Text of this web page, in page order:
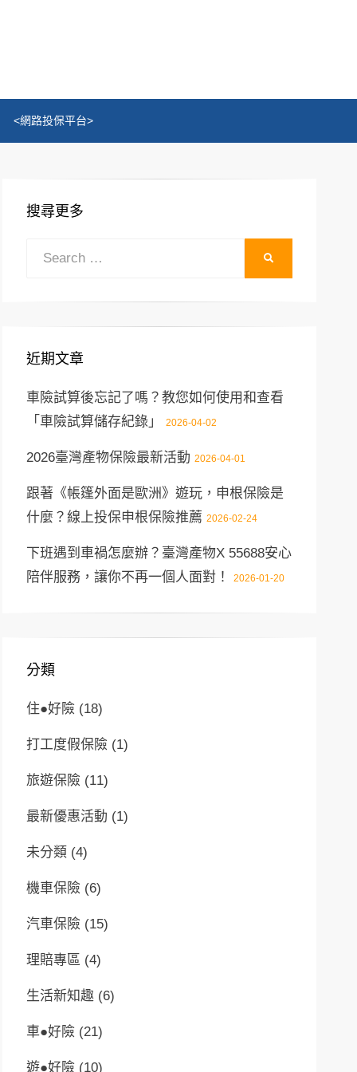
<網路投保平台>
搜尋更多
近期文章
車險試算後忘記了嗎？教您如何使用和查看
「車險試算儲存紀錄」
2026-04-02
2026臺灣產物保險最新活動 2026-04-01
跟著《帳篷外面是歐洲》遊玩，申根保險是
什麼？線上投保申根保險推薦 2026-02-24
下班遇到車禍怎麼辦？臺灣產物X 55688安心
陪伴服務，讓你不再一個人面對！
2026-01-20
分類
住●好險 (18)
打工度假保險 (1)
旅遊保險 (11)
最新優惠活動 (1)
未分類 (4)
機車保險 (6)
汽車保險 (15)
理賠專區 (4)
生活新知趣 (6)
車●好險 (21)
遊●好險 (10)